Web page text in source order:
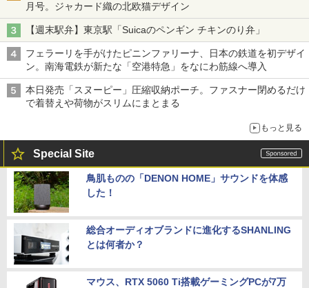
月号。ジャカード織の北欧猫デザイン
【週末駅弁】東京駅「Suicaのペンギン チキンのり弁」
フェラーリを手がけたピニンファリーナ、日本の鉄道を初デザイ
ン。南海電鉄が新たな「空港特急」をなにわ筋線へ導入
本日発売「スヌーピー」圧縮収納ポーチ。ファスナー閉めるだけ
で着替えや荷物がスリムにまとまる
もっと見る
Special Site
鳥肌ものの「DENON HOME」サウンドを体感
した！
総合オーディオブランドに進化するSHANLING
とは何者か？
マウス、RTX 5060 Ti搭載ゲーミングPCが7万